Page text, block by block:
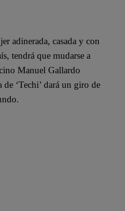
adinerada, casada y con
tendrá que mudarse a
Manuel Gallardo
‘Techi’ dará un giro de